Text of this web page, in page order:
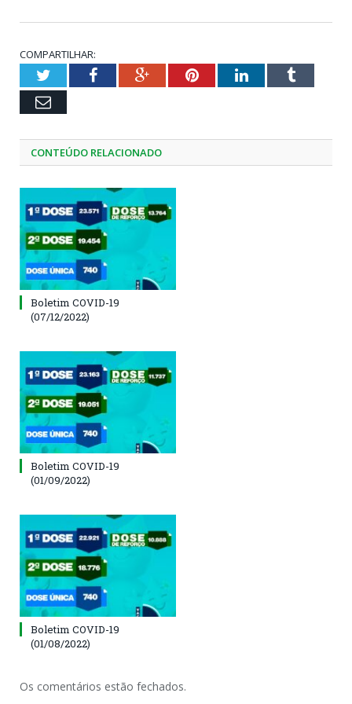
COMPARTILHAR:
TwitterFacebookGoogle+PinterestLinkedInTumblr
Email
CONTEÚDO RELACIONADO
Boletim COVID-19
(07/12/2022)
Boletim COVID-19
(01/09/2022)
Boletim COVID-19
(01/08/2022)
Os comentários estão fechados.